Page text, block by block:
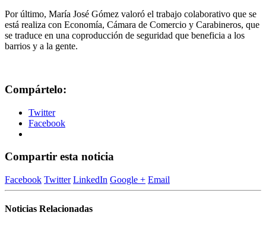
Por último, María José Gómez valoró el trabajo colaborativo que se
está realiza con Economía, Cámara de Comercio y Carabineros, que
se traduce en una coproducción de seguridad que beneficia a los
barrios y a la gente.
Compártelo:
Twitter
Facebook
Compartir esta noticia
Facebook Twitter LinkedIn Google + Email
Noticias Relacionadas